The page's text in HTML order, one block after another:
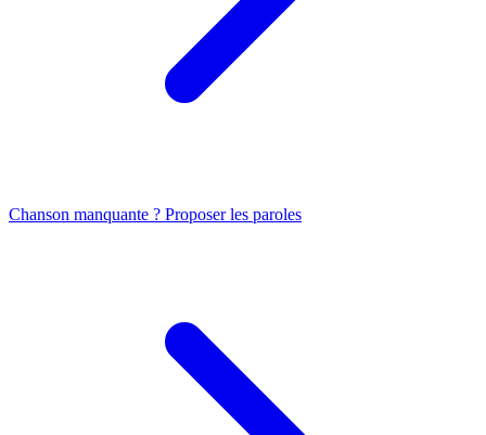
Chanson manquante ? Proposer les paroles